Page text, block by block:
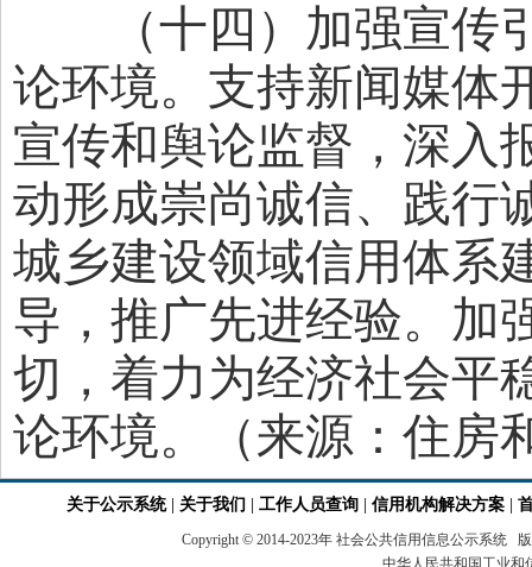
（十四）加强宣传引
论环境。支持新闻媒体
宣传和舆论监督，深入
动形成崇尚诚信、践行
城乡建设领域信用体系
导，推广先进经验。加
切，着力为经济社会平
论环境。（来源：住房
关于公示系统| 关于我们 工作人员查询 信用机构解决方案
Copyright © 2014-2023年 社会公共信用信息公示系
中华人民共和国工业和